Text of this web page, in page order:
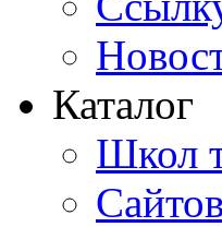
Каталог
Школ
Сайтов